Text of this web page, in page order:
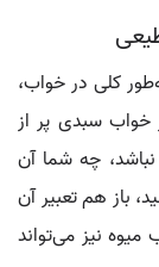
کلی در خواب،
سبدی پر از
چه شما آن
باز هم تعبیر آن
نیز می‌تواند